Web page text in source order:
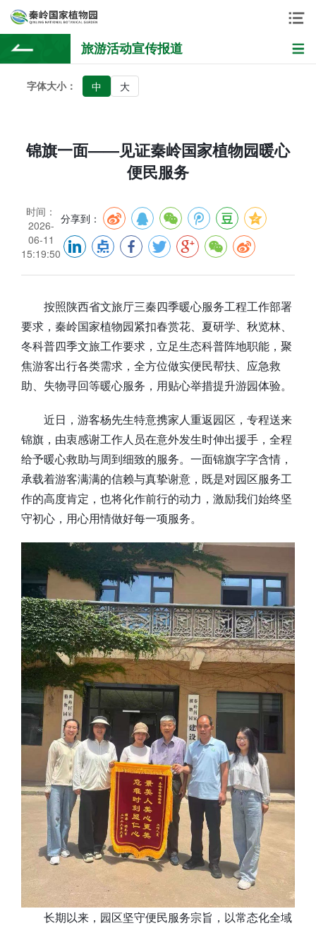
旅游活动宣传报道
字体大小： 中 大
锦旗一面——见证秦岭国家植物园暖心
便民服务
时间：
2026-
06-11
15:19:50
分享到：
按照陕西省文旅厅三秦四季暖心服务工程工作部署
要求，秦岭国家植物园紧扣春赏花、夏研学、秋览林、
冬科普四季文旅工作要求，立足生态科普阵地职能，聚
焦游客出行各类需求，全方位做实便民帮扶、应急救
助、失物寻回等暖心服务，用贴心举措提升游园体验。
近日，游客杨先生特意携家人重返园区，专程送来
锦旗，由衷感谢工作人员在意外发生时伸出援手，全程
给予暖心救助与周到细致的服务。一面锦旗字字含情，
承载着游客满满的信赖与真挚谢意，既是对园区服务工
作的高度肯定，也将化作前行的动力，激励我们始终坚
守初心，用心用情做好每一项服务。
长期以来，园区坚守便民服务宗旨，以常态化全域